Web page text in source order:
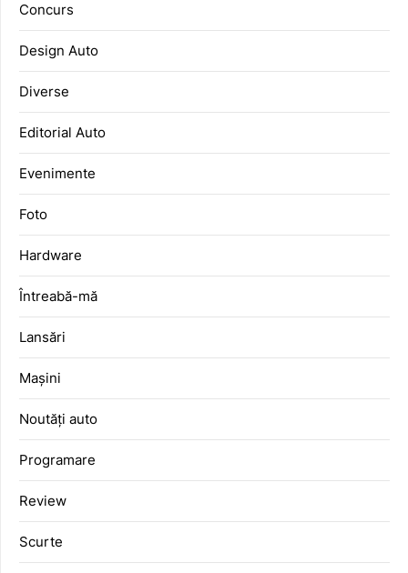
Concurs
Design Auto
Diverse
Editorial Auto
Evenimente
Foto
Hardware
Întreabă-mă
Lansări
Mașini
Noutăți auto
Programare
Review
Scurte